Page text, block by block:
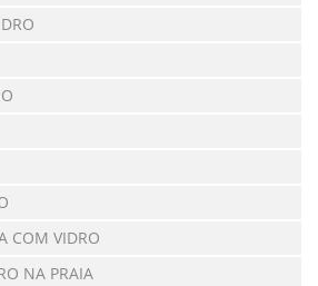
COM VIDRO
NA PRAIA